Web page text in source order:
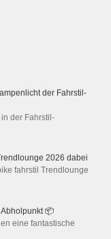
der Fahrstil-
der Fahrstil-
2026 dabei
fahrstil Trendlounge
📦
eine fantastische